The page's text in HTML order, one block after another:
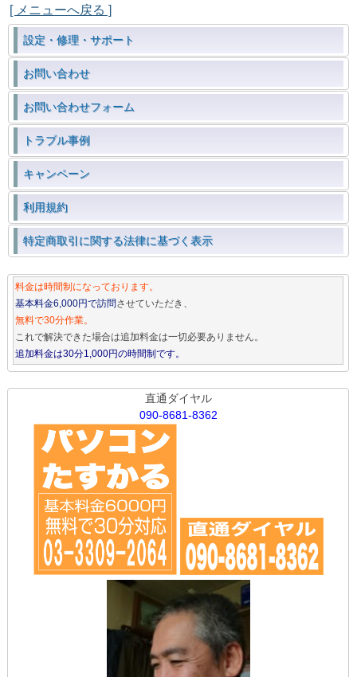
[ メニューへ戻る ]
設定・修理・サポート
お問い合わせ
お問い合わせフォーム
トラブル事例
キャンペーン
利用規約
特定商取引に関する法律に基づく表示
料金は時間制になっております。
基本料金6,000円で訪問させていただき、
無料で30分作業。
これで解決できた場合は追加料金は一切必要ありません。
追加料金は30分1,000円の時間制です。
直通ダイヤル
090-8681-8362